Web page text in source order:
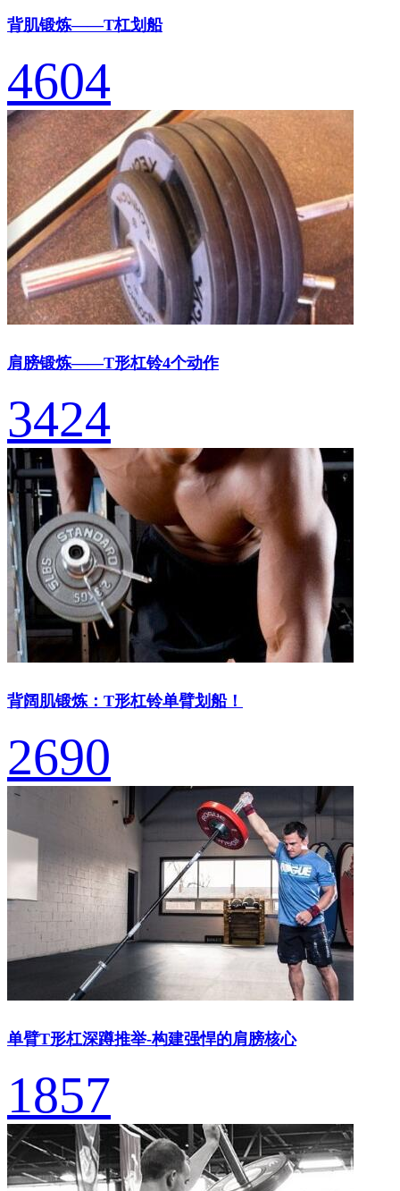
背肌锻炼——T杠划船
4604
肩膀锻炼——T形杠铃4个动作
3424
背阔肌锻炼：T形杠铃单臂划船！
2690
单臂T形杠深蹲推举-构建强悍的肩膀核心
1857